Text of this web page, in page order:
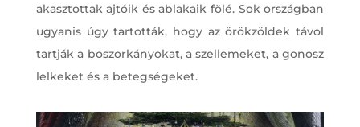
akasztottak ajtóik és ablakaik fölé. Sok országban
ugyanis úgy tartották, hogy az örökzöldek távol
tartják a boszorkányokat, a szellemeket, a gonosz
lelkeket és a betegségeket.